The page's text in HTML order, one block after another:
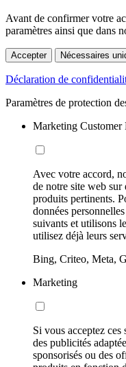
Avant de confirmer votre
paramètres ainsi que dans
Accepter Nécessaires
Déclaration de
Paramètres de protection
Marketing Customer
Avec votre accord,
de notre site web sur
produits pertinents.
données
suivants et utilisons
utilisez déjà leurs
Bing, Criteo, Meta,
Marketing
Si vous acceptez
des publicités
sponsorisés ou des